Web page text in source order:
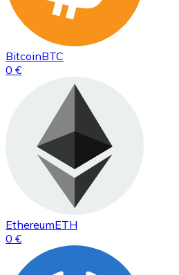
BitcoinBTC
0 €
EthereumETH
0 €